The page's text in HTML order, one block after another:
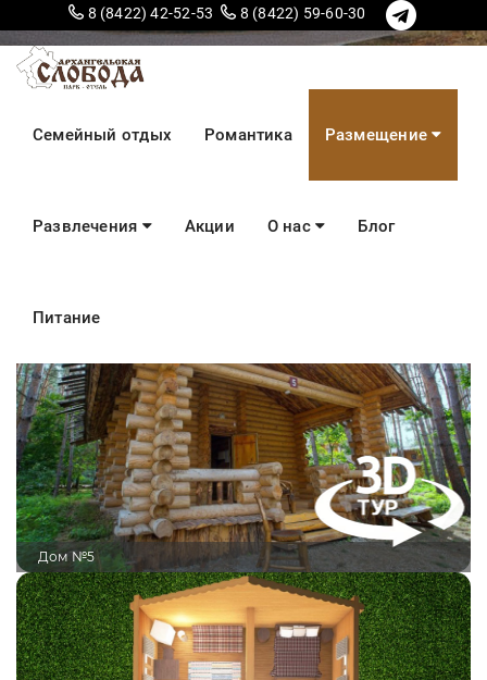
8 (8422) 42-52-53 8 (8422) 59-60-30
Семейный отдых Романтика Размещение
Развлечения Акции О нас Блог
Питание
Дом №5
Дом №5